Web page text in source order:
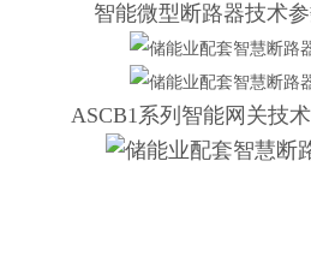
智能微型断路器技术
ASCB1系列智能网关技